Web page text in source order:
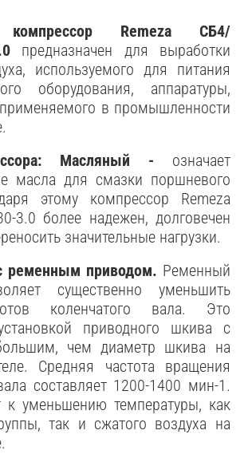
компрессор Remeza СБ4/
предназначен для выработки
используемого для питания
оборудования, аппаратуры,
в промышленности
Масляный - означает
масла для смазки поршневого
этому компрессор Remeza
3.0 более надежен, долговечен
значительные нагрузки.
ременным приводом. Ременный
существенно уменьшить
коленчатого вала. Это
приводного шкива с
чем диаметр шкива на
Средняя частота вращения
составляет 1200-1400 мин-1.
к уменьшению температуры, как
так и сжатого воздуха на